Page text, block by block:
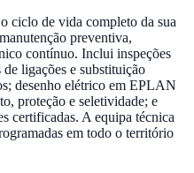
ciclo de vida completo da sua
preventiva,
contínuo. Inclui inspeções
ligações e substituição
desenho elétrico em EPLAN
proteção e seletividade; e
certificadas. A equipa técnica
em todo o território